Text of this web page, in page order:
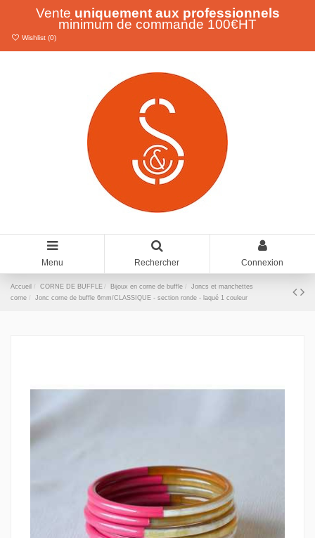
Vente uniquement aux professionnels
minimum de commande 100€HT
Wishlist (0)
Menu Rechercher Connexion
Accueil CORNE DE BUFFLE Bijoux en corne de buffle
Joncs et manchettes
corne
Jonc corne de buffle 6mm/CLASSIQUE - section ronde - laqué 1 couleur